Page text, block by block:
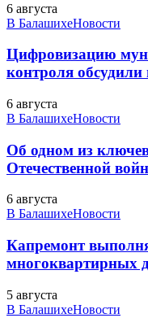
6 августа
В БалашихеНовости
Цифровизацию
контроля
6 августа
В БалашихеНовости
Об одном из
Отечественной
6 августа
В БалашихеНовости
Капремонт
многоквартирных
5 августа
В БалашихеНовости